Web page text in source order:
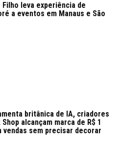
Filho leva experiência de
a eventos em Manaus e São
britânica de IA, criadores
alcançam marca de R$ 1
vendas sem precisar decorar